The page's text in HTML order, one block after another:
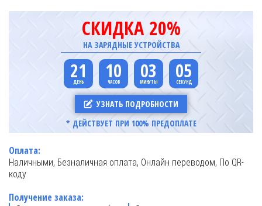
СКИДКА 20%
НА ЗАРЯДНЫЕ УСТРОЙСТВА
21 10 03 05
УЗНАТЬ ПОДРОБНОСТИ
* ДЕЙСТВУЕТ ПРИ 100% ПРЕДОПЛАТЕ
Оплата:
Наличными, Безналичная оплата, Онлайн переводом, По QR-
коду
Получение заказа: